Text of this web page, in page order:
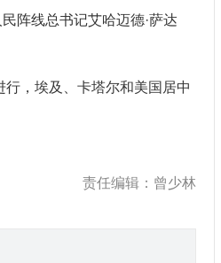
阵线总书记艾哈迈德·萨达
，埃及、卡塔尔和美国居中
责任编辑：曾少林